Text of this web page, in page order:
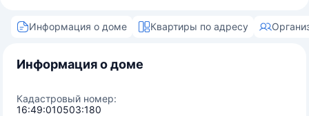
Информация о доме Квартиры по адресу
Информация о доме
Кадастровый номер:
16:49:010503:180